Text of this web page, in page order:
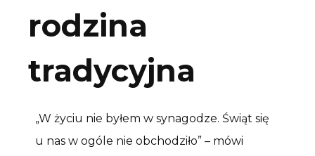
rodzina
tradycyjna
„W życiu nie byłem w synagodze. Świąt się
u nas w ogóle nie obchodziło” – mówi